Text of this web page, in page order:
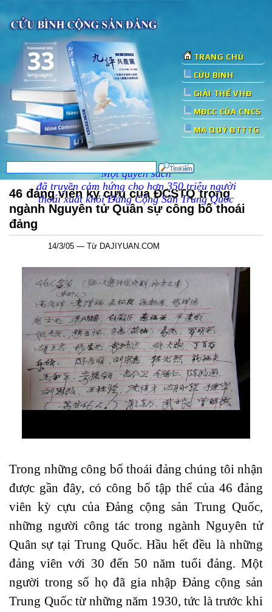
TRANG CHỦ
CỬU BÌNH
GIẢI THỂ VHĐ
MĐCC CỦA CNCS
MA QUỶ ĐTTTG
Một quyển sách
đã truyền cảm hứng cho hơn 350 triệu người
thoái xuất khỏi Đảng Cộng Sản Trung Quốc
46 đảng viên kỳ cựu của ĐCSTQ trong
ngành Nguyên tử Quân sự công bố thoái
đảng
14/3/05 — Từ DAJIYUAN.COM
Trong những công bố thoái đảng chúng tôi nhận
được gần đây, có công bố tập thể của 46 đảng
viên kỳ cựu của Đảng cộng sản Trung Quốc,
những người công tác trong ngành Nguyên tử
Quân sự tại Trung Quốc. Hầu hết đều là những
đảng viên với 30 đến 50 năm tuổi đảng. Một
người trong số họ đã gia nhập Đảng cộng sản
Trung Quốc từ những năm 1930, tức là trước khi